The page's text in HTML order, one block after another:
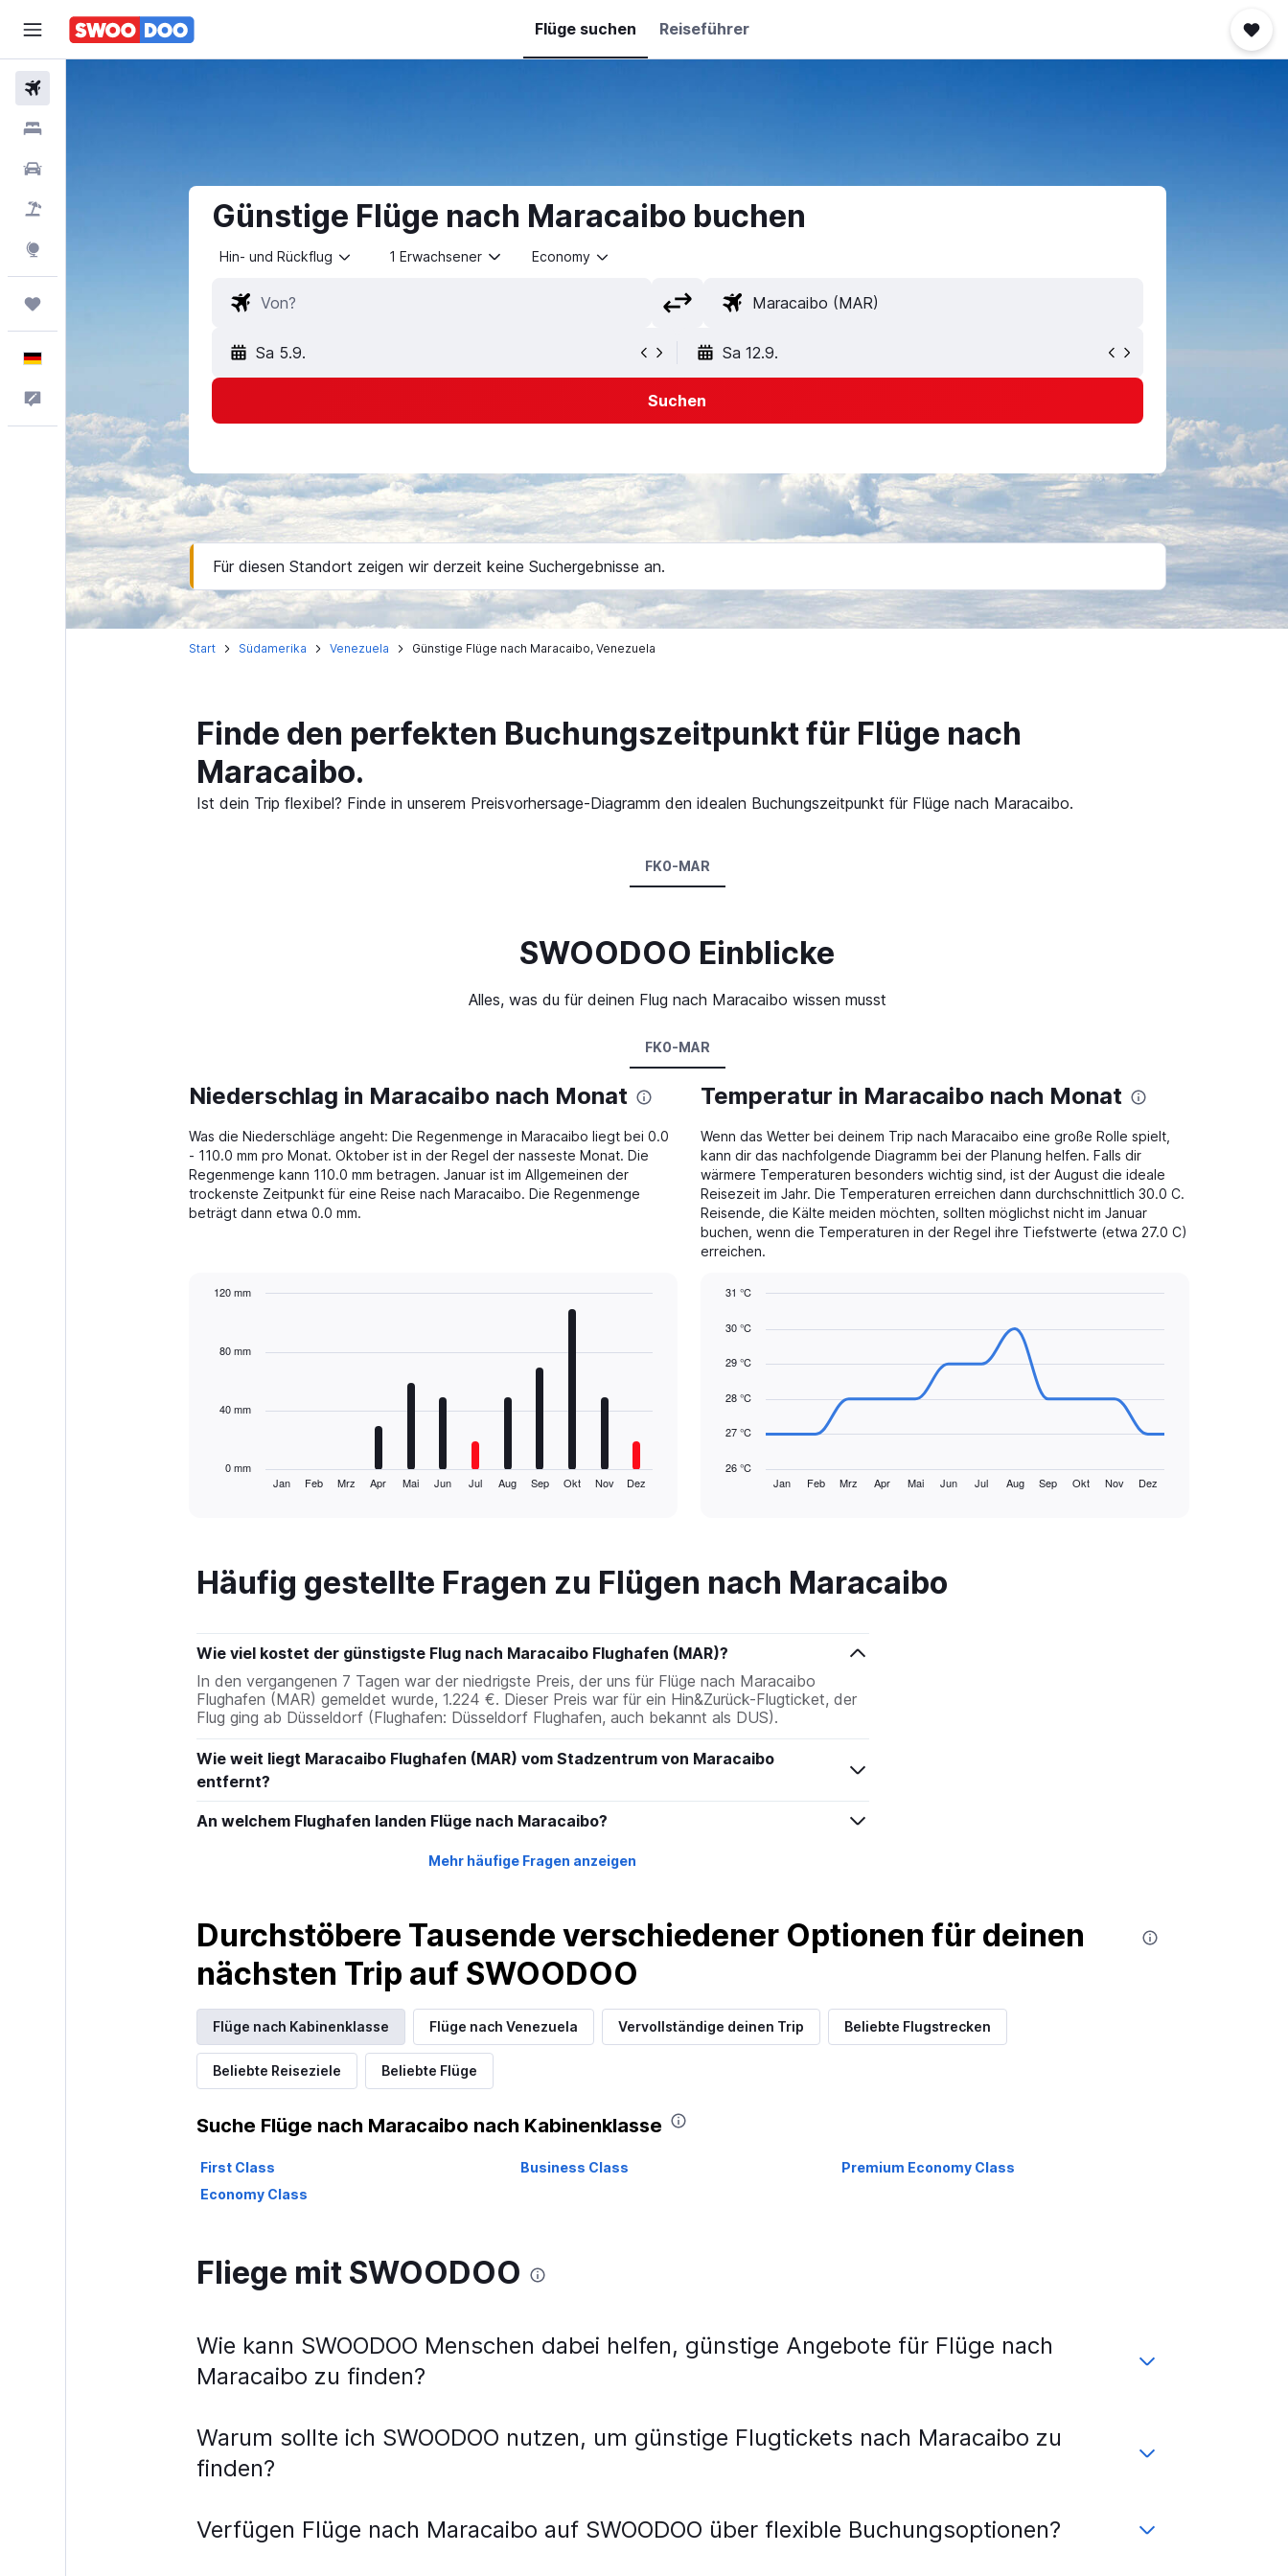
Flüge suchen Reiseführer
Günstige Flüge nach Maracaibo buchen
Hin- und Rückflug 1 Erwachsener Economy
Sa 5.9. Sa 12.9.
Suchen
Für diesen Standort zeigen wir derzeit keine Suchergebnisse an.
Start Südamerika Venezuela Günstige Flüge nach Maracaibo, Venezuela
Finde den perfekten Buchungszeitpunkt für Flüge nach
Maracaibo.
Ist dein Trip flexibel? Finde in unserem Preisvorhersage-Diagramm den idealen Buchungszeitpunkt für Flüge nach Maracaibo.
FK0-MAR
SWOODOO Einblicke
Alles, was du für deinen Flug nach Maracaibo wissen musst
FK0-MAR
Niederschlag in Maracaibo nach Monat
Was die Niederschläge angeht: Die Regenmenge in Maracaibo liegt bei 0.0
- 110.0 mm pro Monat. Oktober ist in der Regel der nasseste Monat. Die
Regenmenge kann 110.0 mm betragen. Januar ist im Allgemeinen der
trockenste Zeitpunkt für eine Reise nach Maracaibo. Die Regenmenge
beträgt dann etwa 0.0 mm.
The
12
categories.
chart
has
Y
axis
displaying
values.
Range:
0
to
120.
Jan Feb Mrz Apr Mai Jun Jul Aug Sep Okt Nov Dez
0 mm
40 mm
80 mm
120 mm
Temperatur in Maracaibo nach Monat
Wenn das Wetter bei deinem Trip nach Maracaibo eine große Rolle spielt,
kann dir das nachfolgende Diagramm bei der Planung helfen. Falls dir
wärmere Temperaturen besonders wichtig sind, ist der August die ideale
Reisezeit im Jahr. Die Temperaturen erreichen dann durchschnittlich 30.0 C.
Reisende, die Kälte meiden möchten, sollten möglichst nicht im Januar
buchen, wenn die Temperaturen in der Regel ihre Tiefstwerte (etwa 27.0 C)
erreichen.
chart
14
The
has
Range:
14
chart
has
1
Y
axis
displaying
values.
graphic.
Jan Feb Mrz Apr Mai Jun Jul Aug Sep Okt Nov Dez
26 °C
27 °C
28 °C
29 °C
30 °C
31 °C
Häufig gestellte Fragen zu Flügen nach Maracaibo
Wie viel kostet der günstigste Flug nach Maracaibo Flughafen (MAR)?
In den vergangenen 7 Tagen war der niedrigste Preis, der uns für Flüge nach Maracaibo
Flughafen (MAR) gemeldet wurde, 1.224 €. Dieser Preis war für ein Hin&Zurück-Flugticket, der
Flug ging ab Düsseldorf (Flughafen: Düsseldorf Flughafen, auch bekannt als DUS).
Wie weit liegt Maracaibo Flughafen (MAR) vom Stadzentrum von Maracaibo
entfernt?
An welchem Flughafen landen Flüge nach Maracaibo?
Mehr häufige Fragen anzeigen
Durchstöbere Tausende verschiedener Optionen für deinen
nächsten Trip auf SWOODOO
Flüge nach Kabinenklasse Flüge nach Venezuela Vervollständige deinen Trip Beliebte Flugstrecken
Beliebte Reiseziele Beliebte Flüge
Suche Flüge nach Maracaibo nach Kabinenklasse
First Class Business Class
Premium Economy Class
Economy Class
Fliege mit SWOODOO
Wie kann SWOODOO Menschen dabei helfen, günstige Angebote für Flüge nach
Maracaibo zu finden?
Warum sollte ich SWOODOO nutzen, um günstige Flugtickets nach Maracaibo zu
finden?
Verfügen Flüge nach Maracaibo auf SWOODOO über flexible Buchungsoptionen?